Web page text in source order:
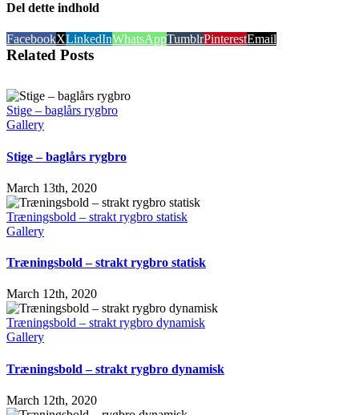
Del dette indhold
FacebookXLinkedInWhatsAppTumblrPinterestEmail
Related Posts
Stige – baglårs rygbro
Gallery
Stige – baglårs rygbro
March 13th, 2020
Træningsbold – strakt rygbro statisk
Gallery
Træningsbold – strakt rygbro statisk
March 12th, 2020
Træningsbold – strakt rygbro dynamisk
Gallery
Træningsbold – strakt rygbro dynamisk
March 12th, 2020